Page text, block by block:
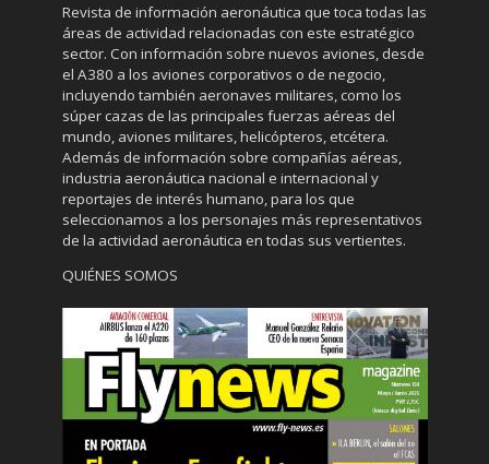
Revista de información aeronáutica que toca todas las
áreas de actividad relacionadas con este estratégico
sector. Con información sobre nuevos aviones, desde
el A380 a los aviones corporativos o de negocio,
incluyendo también aeronaves militares, como los
súper cazas de las principales fuerzas aéreas del
mundo, aviones militares, helicópteros, etcétera.
Además de información sobre compañías aéreas,
industria aeronáutica nacional e internacional y
reportajes de interés humano, para los que
seleccionamos a los personajes más representativos
de la actividad aeronáutica en todas sus vertientes.
QUIÉNES SOMOS